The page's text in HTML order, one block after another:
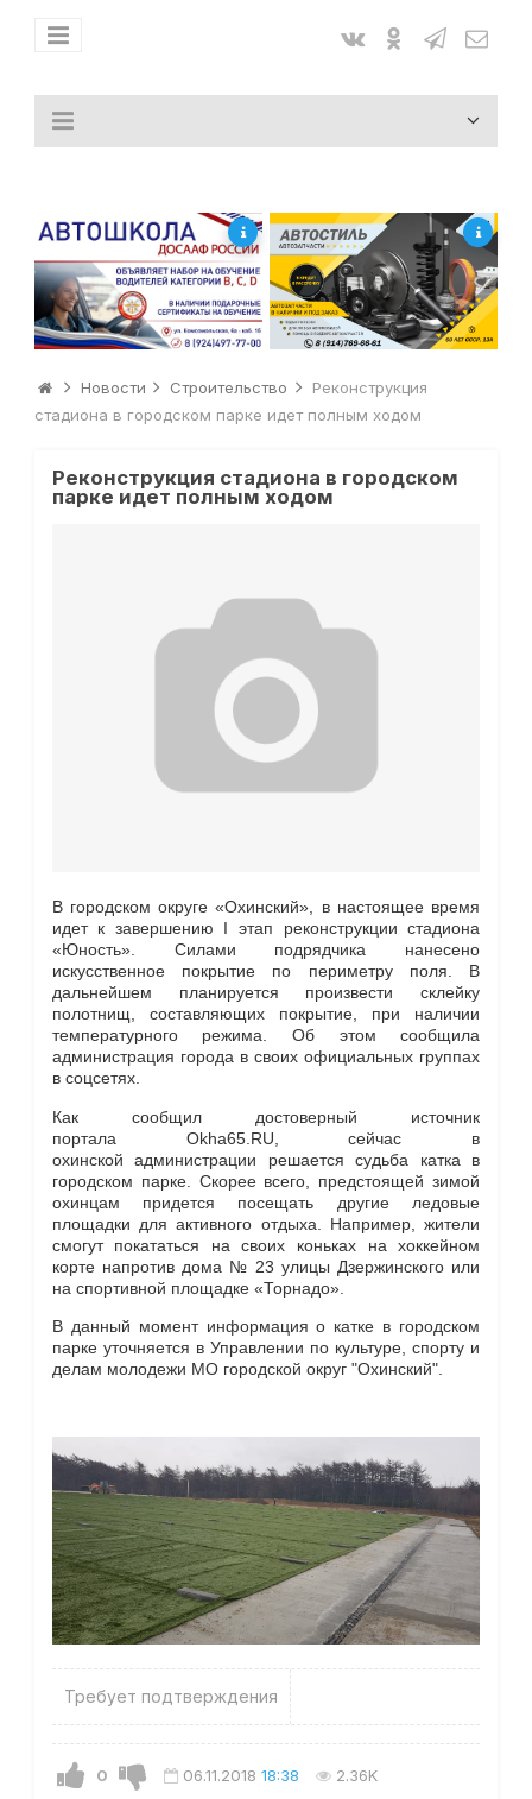
Новости Строительство
Реконструкция
стадиона в городском парке идет полным ходом
Реконструкция стадиона в городском
парке идет полным ходом
В городском округе «Охинский», в настоящее время
идет к завершению I этап реконструкции стадиона
«Юность». Силами подрядчика нанесено
искусственное покрытие по периметру поля. В
дальнейшем планируется произвести склейку
полотнищ, составляющих покрытие, при наличии
температурного режима. Об этом сообщила
администрация города в своих официальных группах
в соцсетях.
Как сообщил достоверный источник
портала Okha65.RU, сейчас в
охинской администрации решается судьба катка в
городском парке. Скорее всего, предстоящей зимой
охинцам придется посещать другие ледовые
площадки для активного отдыха. Например, жители
смогут покататься на своих коньках на хоккейном
корте напротив дома № 23 улицы Дзержинского или
на спортивной площадке «Торнадо».
В данный момент информация о катке в городском
парке уточняется в Управлении по культуре,спорту и
делам молодежи МО городской округ "Охинский".
Требует подтверждения
0 06.11.2018 18:38 2.36K